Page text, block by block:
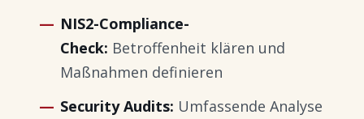
NIS2-Compliance-
Check: Betroffenheit klären und
Maßnahmen definieren
Security Audits: Umfassende Analyse